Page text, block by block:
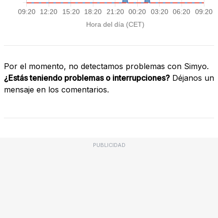
Por el momento, no detectamos problemas con Simyo.
¿Estás teniendo problemas o interrupciones? Déjanos un
mensaje en los comentarios.
PUBLICIDAD